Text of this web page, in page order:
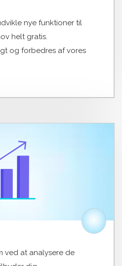
nye funktioner til
helt gratis.
og forbedres af vores
ved at analysere de